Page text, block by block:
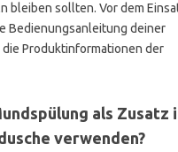
bleiben sollten. Vor dem
Bedienungsanleitung deiner
Produktinformationen der
als Zusatz
verwenden?